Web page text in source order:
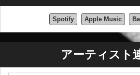
Spotify Apple Music
アーティスト